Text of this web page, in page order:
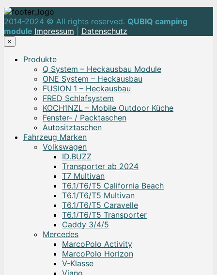
2014-2024 © All rights reserved. QUBIQ camping
module Impressum Datenschutz
×
Produkte
Q System – Heckausbau Module
ONE System – Heckausbau
FUSION 1 – Heckausbau
FRED Schlafsystem
KOCH’INZL – Mobile Outdoor Küche
Fenster- / Packtaschen
Autositztaschen
Fahrzeug Marken
Volkswagen
ID.BUZZ
Transporter ab 2024
T7 Multivan
T6.1/T6/T5 California Beach
T6.1/T6/T5 Multivan
T6.1/T6/T5 Caravelle
T6.1/T6/T5 Transporter
Caddy 3/4/5
Mercedes
MarcoPolo Activity
MarcoPolo Horizon
V-Klasse